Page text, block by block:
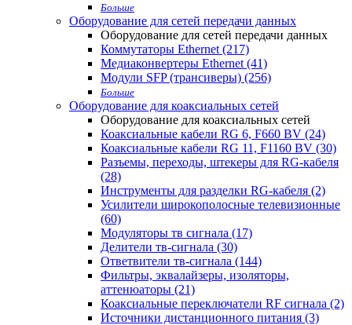
Больше
Оборудование для сетей передачи данных
Оборудование для сетей передачи данных
Коммутаторы Ethernet (217)
Медиаконвертеры Ethernet (41)
Модули SFP (трансиверы) (256)
Больше
Оборудование для коаксиальных сетей
Оборудование для коаксиальных сетей
Коаксиальные кабели RG 6, F660 BV (24)
Коаксиальные кабели RG 11, F1160 BV (30)
Разъемы, переходы, штекеры для RG-кабеля
(28)
Инструменты для разделки RG-кабеля (2)
Усилители широкополосные телевизионные
(60)
Модуляторы тв сигнала (17)
Делители тв-сигнала (30)
Ответвители тв-сигнала (144)
Фильтры, эквалайзеры, изоляторы,
аттенюаторы (21)
Коаксиальные переключатели RF сигнала (2)
Источники дистанционного питания (3)